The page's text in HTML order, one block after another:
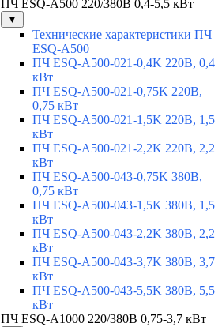
ПЧ ESQ-A500 220/380В 0,4-5,5 кВт
▼
Технические характеристики ПЧ
ESQ-A500
ПЧ ESQ-A500-021-0,4K 220В, 0,4
кВт
ПЧ ESQ-A500-021-0,75K 220В,
0,75 кВт
ПЧ ESQ-A500-021-1,5K 220В, 1,5
кВт
ПЧ ESQ-A500-021-2,2K 220В, 2,2
кВт
ПЧ ESQ-A500-043-0,75K 380В,
0,75 кВт
ПЧ ESQ-A500-043-1,5K 380В, 1,5
кВт
ПЧ ESQ-A500-043-2,2K 380В, 2,2
кВт
ПЧ ESQ-A500-043-3,7K 380В, 3,7
кВт
ПЧ ESQ-A500-043-5,5K 380В, 5,5
кВт
ПЧ ESQ-A1000 220/380В 0,75-3,7 кВт